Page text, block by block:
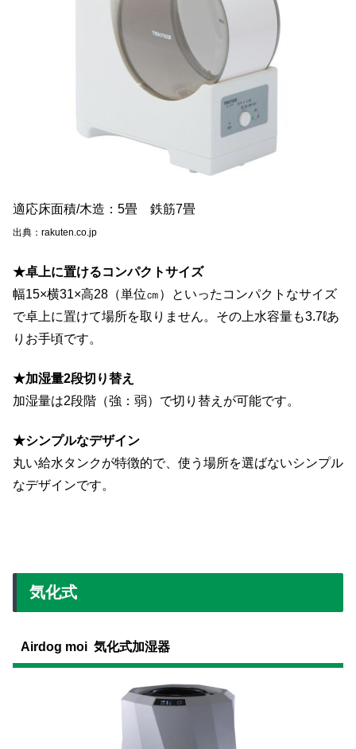
適応床面積/木造：5畳 鉄筋7畳
出典：rakuten.co.jp
★卓上に置けるコンパクトサイズ
幅15×横31×高28（単位㎝）といったコンパクトなサイズ
で卓上に置けて場所を取りません。その上水容量も3.7ℓあ
りお手頃です。
★加湿量2段切り替え
加湿量は2段階（強：弱）で切り替えが可能です。
★シンプルなデザイン
丸い給水タンクが特徴的で、使う場所を選ばないシンプル
なデザインです。
気化式
Airdog moi 気化式加湿器